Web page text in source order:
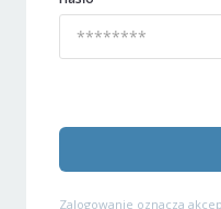
Zalogowanie oznacza